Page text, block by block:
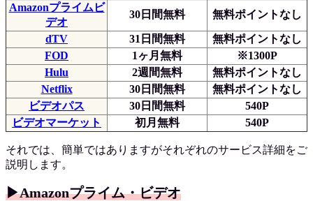
Amazonプライムビ
デオ
30日間無料 無料ポイントなし
dTV 31日間無料
無料ポイントなし
FOD
1ヶ月無料
※1300P
Hulu
2週間無料
無料ポイントなし
Netflix
30日間無料
無料ポイントなし
ビデオパス
30日間無料
540P
ビデオマーケット
初月無料 540P
それでは、簡単ではありますがそれぞれのサービス詳細をご
説明します。
▶︎Amazonプライム・ビデオ